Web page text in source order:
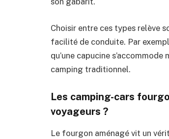
Choisir entre ces types relève
facilité de conduite. Par
qu’une capucine
camping traditionnel.
Les camping-cars
voyageurs ?
Le fourgon aménagé vit un